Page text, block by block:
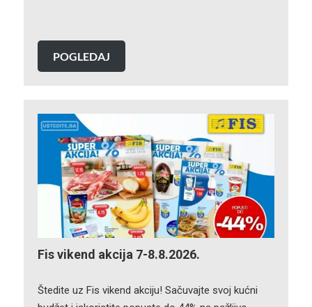
POGLEDAJ
Fis vikend akcija 7-8.8.2026.
Štedite uz Fis vikend akciju! Sačuvajte svoj kućni